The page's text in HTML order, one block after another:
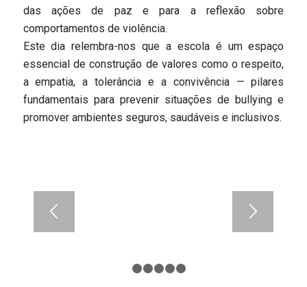
das ações de paz e para a reflexão sobre
comportamentos de violência.
Este dia relembra-nos que a escola é um espaço
essencial de construção de valores como o respeito,
a empatia, a tolerância e a convivência — pilares
fundamentais para prevenir situações de bullying e
promover ambientes seguros, saudáveis e inclusivos.